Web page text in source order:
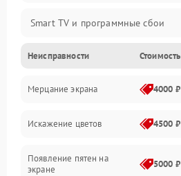
Smart TV и программные сбои
Питание и запуск
Подсветка и LED-модули
Звук и аудиосистема
Сигнал и приём каналов
Неисправности Стоимость
Мерцание экрана 4000 ₽
Искажение цветов 4500 ₽
Появление пятен на
экране
5000 ₽